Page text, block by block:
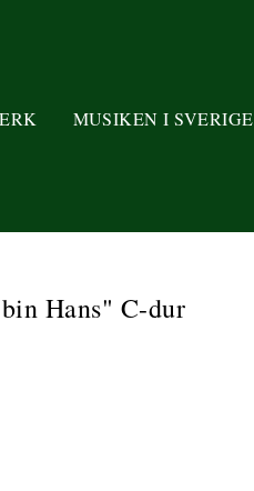
MUSIKEN I SVERIGE
Hans" C-dur